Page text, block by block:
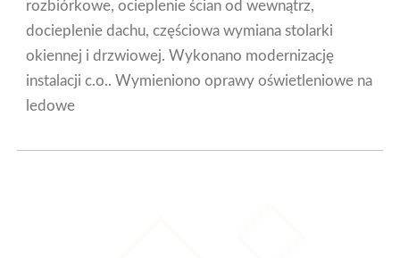
rozbiórkowe, ocieplenie ścian od wewnątrz,
docieplenie dachu, częściowa wymiana stolarki
okiennej i drzwiowej. Wykonano modernizację
instalacji c.o.. Wymieniono oprawy oświetleniowe na
ledowe